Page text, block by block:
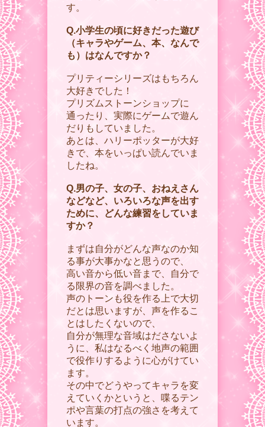
す。
Q.小学生の頃に好きだった遊び
（キャラやゲーム、本、なんで
も）はなんですか？
プリティーシリーズはもちろん
大好きでした！
プリズムストーンショップに
通ったり、実際にゲームで遊ん
だりもしていました。
あとは、ハリーポッターが大好
きで、本をいっぱい読んでいま
したね。
Q.男の子、女の子、おねえさん
などなど、いろいろな声を出す
ために、どんな練習をしていま
すか？
まずは自分がどんな声なのか知
る事が大事かなと思うので、
高い音から低い音まで、自分で
る限界の音を調べました。
声のトーンも役を作る上で大切
だとは思いますが、声を作るこ
とはしたくないので、
自分が無理な音域はださないよ
うに、私はなるべく地声の範囲
で役作りするように心がけてい
ます。
その中でどうやってキャラを変
えていくかというと、喋るテン
ポや言葉の打点の強さを考えて
います。